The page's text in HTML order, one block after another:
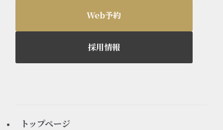
Web予約
採用情報
トップページ